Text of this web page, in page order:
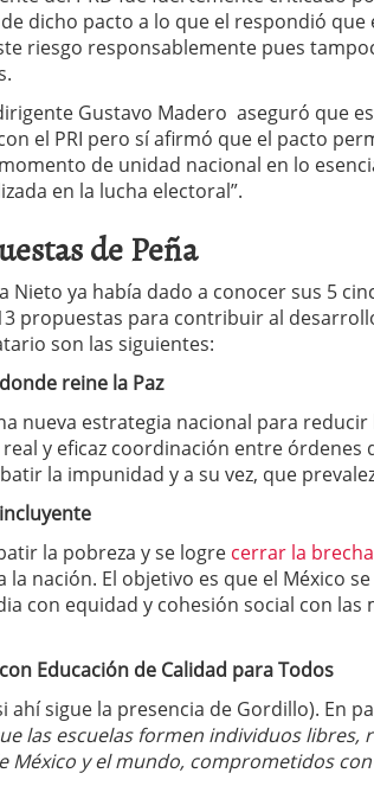
dicho pacto a lo que el respondió
riesgo responsablemente pues
Gustavo Madero aseguró que
el PRI pero sí afirmó que el pacto
de unidad nacional en lo
en la lucha electoral”.
de Peña
Nieto ya había dado a conocer sus 5
propuestas para contribuir al
son las siguientes:
reine la Paz
nueva estrategia nacional para reducir
y eficaz coordinación entre órdenes
la impunidad y a su vez, que
la pobreza y se logre cerrar la
la nación. El objetivo es que el México
con equidad y cohesión social con las
Educación de Calidad para Todos
ahí sigue la presencia de Gordillo). En
las escuelas formen individuos libres,
México y el mundo, comprometidos